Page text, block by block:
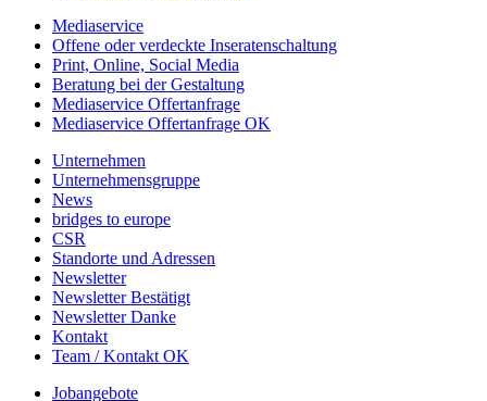
Mediaservice
Offene oder verdeckte Inseratenschaltung
Print, Online, Social Media
Beratung bei der Gestaltung
Mediaservice Offertanfrage
Mediaservice Offertanfrage OK
Unternehmen
Unternehmensgruppe
News
bridges to europe
CSR
Standorte und Adressen
Newsletter
Newsletter Bestätigt
Newsletter Danke
Kontakt
Team / Kontakt OK
Jobangebote